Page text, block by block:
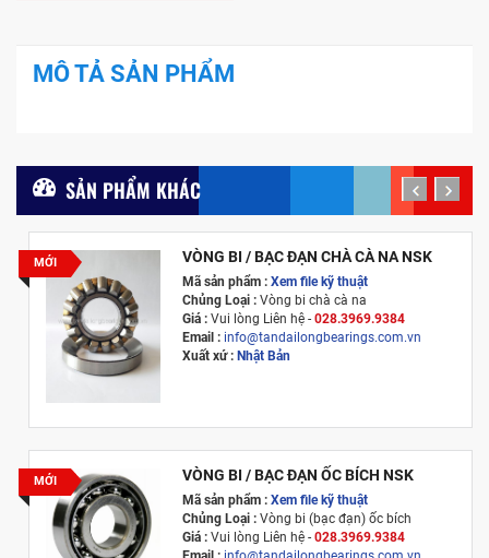
MÔ TẢ SẢN PHẨM
SẢN PHẨM KHÁC
MỚI VÒNG BI / BẠC ĐẠN CHÀ CÀ NA NSK
Mã sản phẩm : Xem file kỹ thuật
Chủng Loại : Vòng bi chà cà na
Giá :Vui lòng Liên hệ - 028.3969.9384
Email : info@tandailongbearings.com.vn
Xuất xứ : Nhật Bản
MỚI VÒNG BI / BẠC ĐẠN ỐC BÍCH NSK
Mã sản phẩm : Xem file kỹ thuật
Chủng Loại : Vòng bi (bạc đạn) ốc bích
Giá :Vui lòng Liên hệ - 028.3969.9384
prev next